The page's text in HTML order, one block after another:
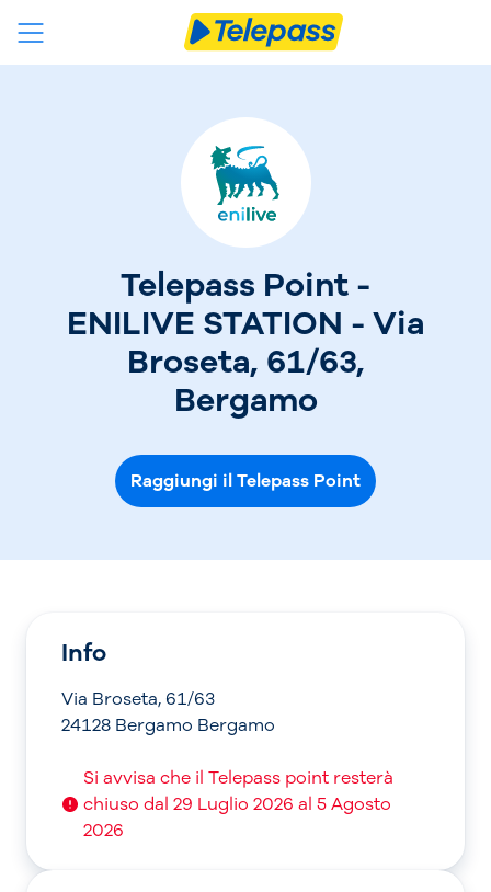
Telepass Point -
ENILIVE STATION - Via
Broseta, 61/63,
Bergamo
Raggiungi il Telepass Point
Info
Via Broseta, 61/63
24128 Bergamo Bergamo
Si avvisa che il Telepass point resterà
chiuso dal 29 Luglio 2026 al 5 Agosto
2026